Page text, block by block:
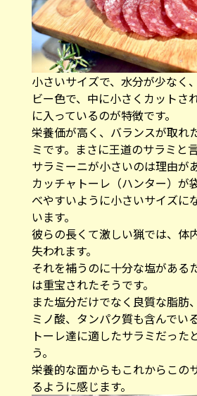
小さいサイズで、水分が少なく
ビー色で、中に小さくカットさ
に入っているのが特徴です。
栄養価が高く、バランスが取れ
ミです。まさに王道のサラミと
サラミーニが小さいのは理由が
カッチャトーレ（ハンター）が
べやすいように小さいサイズに
います。
彼らの長くて激しい猟では、体
失われます。
それを補うのに十分な塩がある
は重宝されたそうです。
また塩分だけでなく良質な脂肪
ミノ酸、タンパク質も含んでい
トーレ達に適したサラミだった
う。
栄養的な面からもこれからこの
るように感じます。